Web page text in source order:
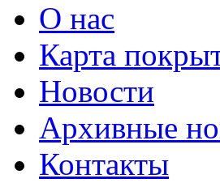
О нас
Карта
Новости
Архивные
Контакты